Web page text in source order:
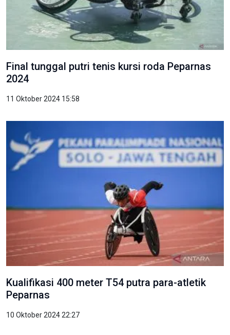
Final tunggal putri tenis kursi roda Peparnas
2024
11 Oktober 2024 15:58
Kualifikasi 400 meter T54 putra para-atletik
Peparnas
10 Oktober 2024 22:27